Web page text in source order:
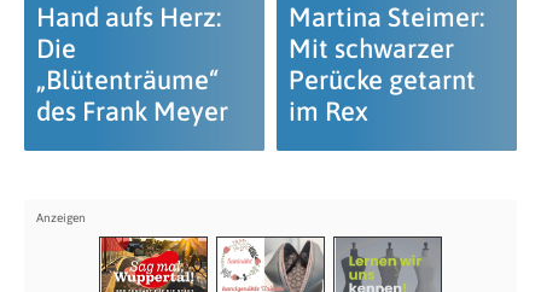
Hand aufs Herz:
Die
„Blütenträume“
des Frank Meyer
Martina Steimer:
Mit schwarzer
Perücke getarnt
im Rex